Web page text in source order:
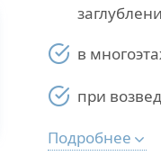
в
при
Подробнее